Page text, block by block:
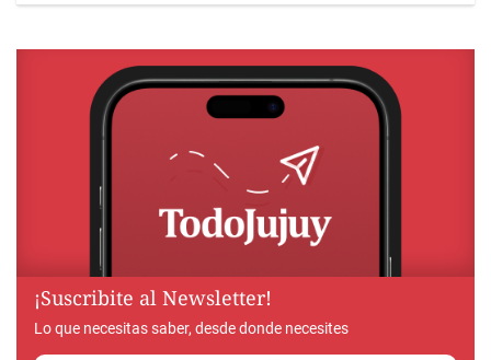
¡Suscribite al Newsletter!
Lo que necesitas saber, desde donde necesites